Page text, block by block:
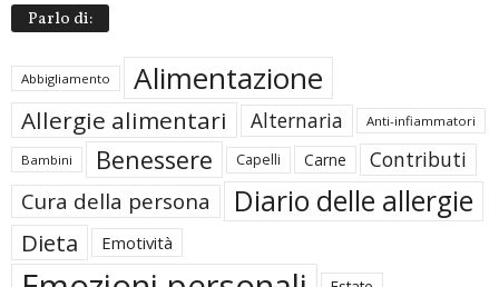
Parlo di:
Abbigliamento Alimentazione
Allergie alimentari Alternaria Anti-infiammatori
Bambini Benessere Capelli Carne Contributi
Cura della persona Diario delle allergie
Dieta Emotività